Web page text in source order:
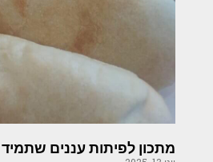
מתכון לפיתות עננים